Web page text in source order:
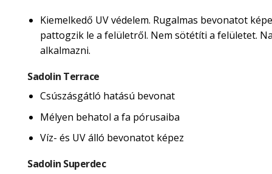
Kiemelkedő UV védelem. Rugalmas bevonatot
pattogzik le a felületről. Nem sötétíti a felületet.
alkalmazni.
Sadolin Terrace
Csúszásgátló hatású bevonat
Mélyen behatol a fa pórusaiba
Víz- és UV álló bevonatot képez
Sadolin Superdec